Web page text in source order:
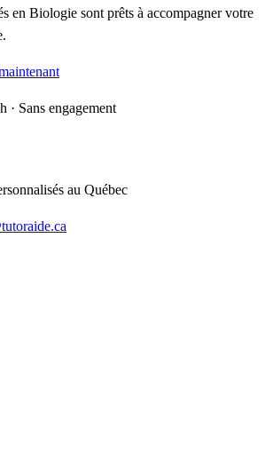
en Biologie sont prêts à accompagner votre
· Sans engagement
au Québec